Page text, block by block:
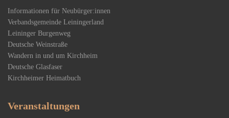
Informationen für Neubürger:innen
Verbandsgemeinde Leiningerland
Leininger Burgenweg
Deutsche Weinstraße
Wandern in und um Kirchheim
Deutsche Glasfaser
Kirchheimer Heimatbuch
Veranstaltungen